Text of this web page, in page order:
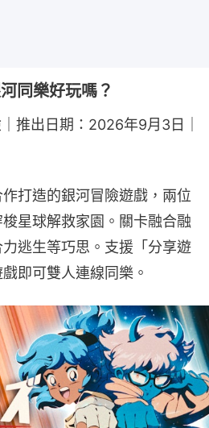
同樂好玩嗎？
推出日期：2026年9月3日｜
打造的銀河冒險遊戲，兩位
星球解救家園。關卡融合融
逃生等巧思。支援「分享遊
即可雙人連線同樂。